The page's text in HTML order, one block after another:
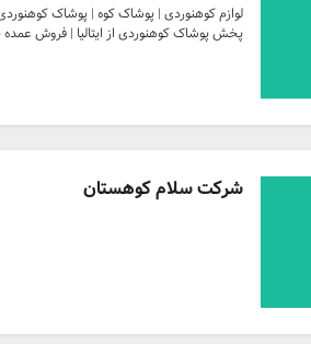
لوازم کوهنوردی | پوشاک کوه | پوشاک
پخش پوشاک کوهنوردی از ایتالیا | فروش
شرکت سلام کوهستان